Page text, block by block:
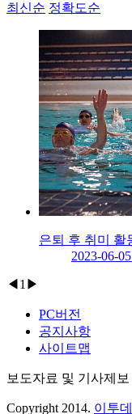
최신순 정확도순
은퇴 후 취미 활
2023-06-
◀ 1 ▶
PC버전
공지사항
사이트맵
보도자료 및 기사제보
Copyright 2014. 이투